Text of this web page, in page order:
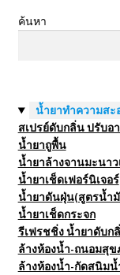
ค้นหา
น้ำยาทำความสะ
สเปรย์ดับกลิ่น ปรับอ
น้ำยาถูพื้น
น้ำยาล้างจานมะนาว
น้ำยาเช็ดเฟอร์นิเจอร์
น้ำยาดันฝุ่น(สูตรน้ำ
น้ำยาเช็ดกระจก
รีเฟรชชิ่ง น้ำยาดับก
ล้างห้องน้ำ-ถนอมสุ
ล้างห้องน้ำ-กัดสนิม